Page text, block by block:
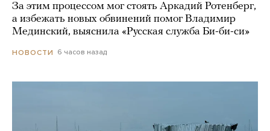
За этим процессом мог стоять Аркадий Ротенберг,
а избежать новых обвинений помог Владимир
Мединский, выяснила «Русская служба Би-би-си»
НОВОСТИ 6 часов назад